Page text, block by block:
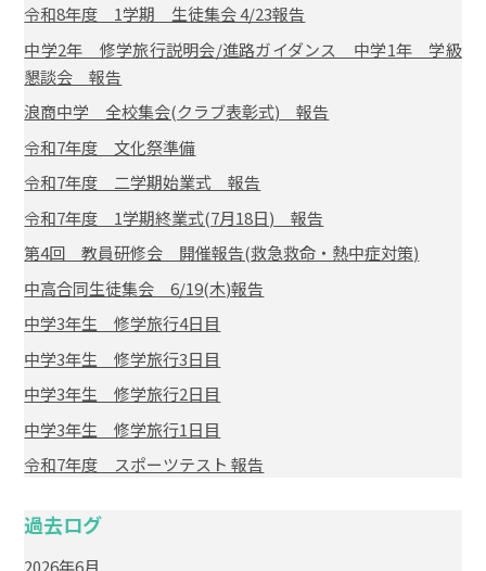
令和8年度 1学期 生徒集会 4/23報告
中学2年 修学旅行説明会/進路ガイダンス 中学1年 学級
懇談会 報告
浪商中学 全校集会(クラブ表彰式) 報告
令和7年度 文化祭準備
令和7年度 二学期始業式 報告
令和7年度 1学期終業式(7月18日) 報告
第4回 教員研修会 開催報告(救急救命・熱中症対策)
中高合同生徒集会 6/19(木)報告
中学3年生 修学旅行4日目
中学3年生 修学旅行3日目
中学3年生 修学旅行2日目
中学3年生 修学旅行1日目
令和7年度 スポーツテスト 報告
過去ログ
2026年6月